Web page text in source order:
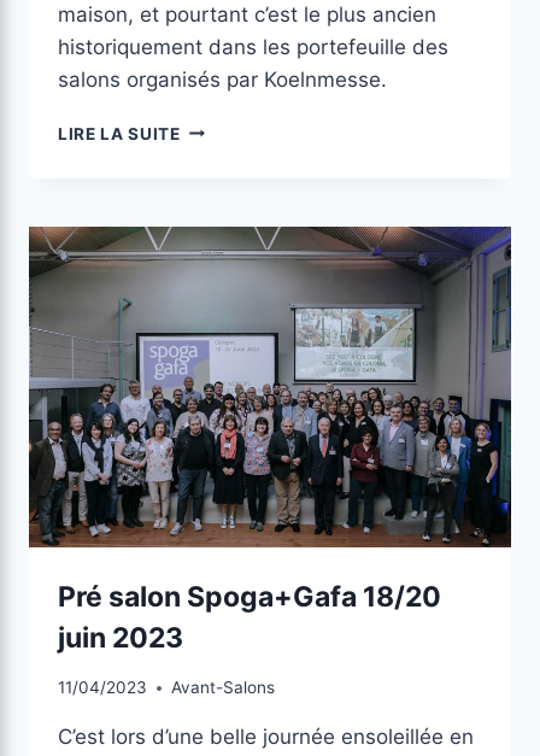
maison, et pourtant c’est le plus ancien
historiquement dans les portefeuille des
salons organisés par Koelnmesse.
LIRE LA SUITE
Pré salon Spoga+Gafa 18/20
juin 2023
11/04/2023 Avant-Salons
C’est lors d’une belle journée ensoleillée en